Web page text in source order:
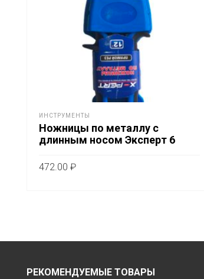
ИНСТРУМЕНТЫ
Ножницы по металлу с
длинным носом Эксперт 6
472.00 ₽
РЕКОМЕНДУЕМЫЕ ТОВАРЫ